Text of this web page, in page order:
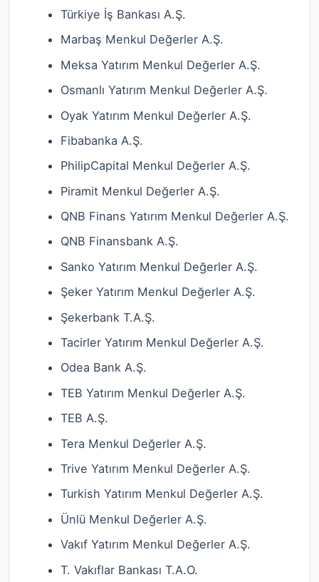
Türkiye İş Bankası A.Ş.
Marbaş Menkul Değerler A.Ş.
Meksa Yatırım Menkul Değerler A.Ş.
Osmanlı Yatırım Menkul Değerler A.Ş.
Oyak Yatırım Menkul Değerler A.Ş.
Fibabanka A.Ş.
PhilipCapital Menkul Değerler A.Ş.
Piramit Menkul Değerler A.Ş.
QNB Finans Yatırım Menkul Değerler A.Ş.
QNB Finansbank A.Ş.
Sanko Yatırım Menkul Değerler A.Ş.
Şeker Yatırım Menkul Değerler A.Ş.
Şekerbank T.A.Ş.
Tacirler Yatırım Menkul Değerler A.Ş.
Odea Bank A.Ş.
TEB Yatırım Menkul Değerler A.Ş.
TEB A.Ş.
Tera Menkul Değerler A.Ş.
Trive Yatırım Menkul Değerler A.Ş.
Turkish Yatırım Menkul Değerler A.Ş.
Ünlü Menkul Değerler A.Ş.
Vakıf Yatırım Menkul Değerler A.Ş.
T. Vakıflar Bankası T.A.O.